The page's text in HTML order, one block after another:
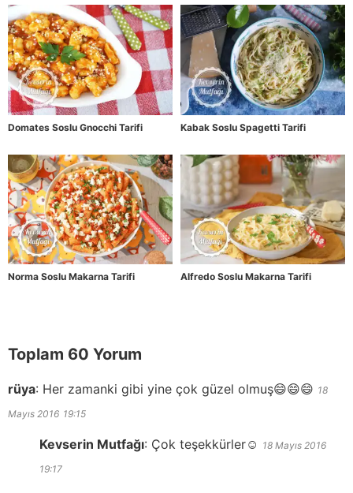
Domates Soslu Gnocchi Tarifi Kabak Soslu Spagetti Tarifi
Norma Soslu Makarna Tarifi Alfredo Soslu Makarna Tarifi
Toplam 60 Yorum
rüya: Her zamanki gibi yine çok güzel olmuş😄😄😄 18
Mayıs 2016 19:15
Kevserin Mutfağı: Çok teşekkürler☺️ 18 Mayıs 2016
19:17